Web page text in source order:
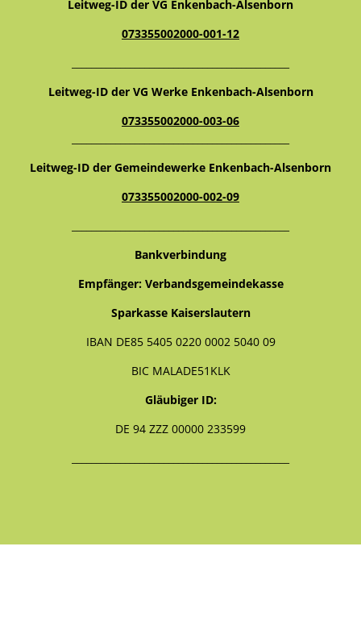
Leitweg-ID der VG Enkenbach-Alsenborn
073355002000-001-12
Leitweg-ID der VG Werke Enkenbach-Alsenborn
073355002000-003-06
Leitweg-ID der Gemeindewerke Enkenbach-Alsenborn
073355002000-002-09
Bankverbindung
Empfänger: Verbandsgemeindekasse
Sparkasse Kaiserslautern
IBAN DE85 5405 0220 0002 5040 09
BIC MALADE51KLK
Gläubiger ID:
DE 94 ZZZ 00000 233599